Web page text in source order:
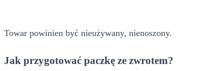
Towar powinien być nieużywany, nienoszony.
Jak przygotować paczkę ze zwrotem?